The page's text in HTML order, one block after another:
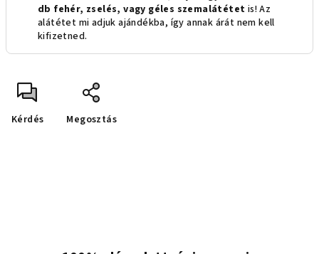
db fehér, zselés, vagy géles szemalátétet is! Az
alátétet mi adjuk ajándékba, így annak árát nem kell
kifizetned.
Kérdés Megosztás